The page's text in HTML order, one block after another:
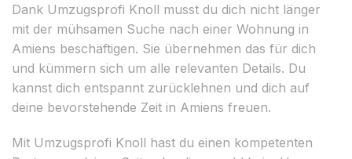
Dank Umzugsprofi Knoll musst du dich nicht länger
mit der mühsamen Suche nach einer Wohnung in
Amiens beschäftigen. Sie übernehmen das für dich
und kümmern sich um alle relevanten Details. Du
kannst dich entspannt zurücklehnen und dich auf
deine bevorstehende Zeit in Amiens freuen.
Mit Umzugsprofi Knoll hast du einen kompetenten